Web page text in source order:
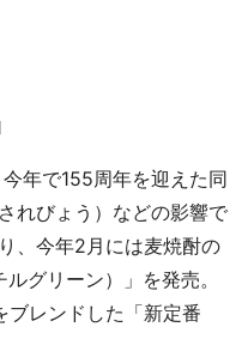
年で155周年を迎えた同
れびょう）などの影響で
、今年2月には麦焼酎の
グリーン）」を発売。
レンドした「新定番